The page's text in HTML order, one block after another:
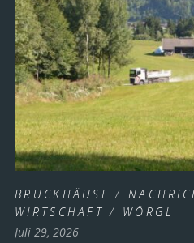
BRUCKHÄUSL /
WIRTSCHAFT / WÖRGL
Juli 29, 2026